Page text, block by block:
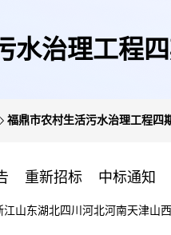
水治理工程
福鼎市农村生活污水治理工程四
重新招标 中标通知
江山东湖北四川 河北河南天津山西